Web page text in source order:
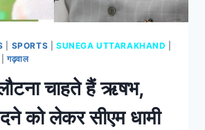
SPORTS SUNEGA UTTARAKHAND
गढ़वाल
चाहते हैं ऋषभ,
को लेकर सीएम धामी